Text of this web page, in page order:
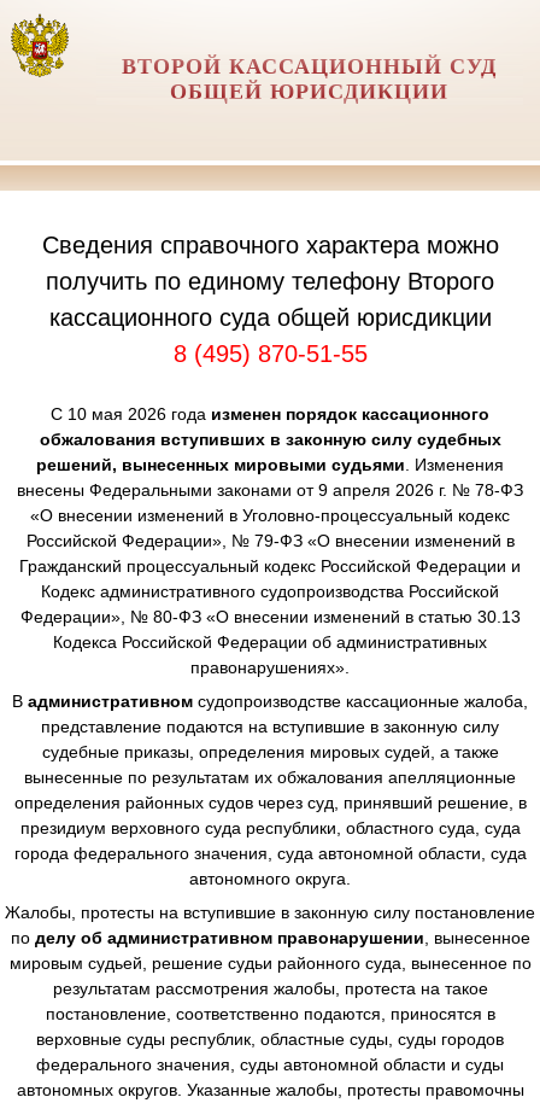
ВТОРОЙ КАССАЦИОННЫЙ СУД
ОБЩЕЙ ЮРИСДИКЦИИ
Сведения справочного характера можно
получить по единому телефону Второго
кассационного суда общей юрисдикции
8 (495) 870-51-55
С 10 мая 2026 года изменен порядок кассационного
обжалования вступивших в законную силу судебных
решений, вынесенных мировыми судьями . Изменения
внесены Федеральными законами от 9 апреля 2026 г. № 78-ФЗ
«О внесении изменений в Уголовно-процессуальный кодекс
Российской Федерации», № 79-ФЗ «О внесении изменений в
Гражданский процессуальный кодекс Российской Федерации и
Кодекс административного судопроизводства Российской
Федерации», № 80-ФЗ «О внесении изменений в статью 30.13
Кодекса Российской Федерации об административных
правонарушениях».
В административном судопроизводстве кассационные жалоба,
представление подаются на вступившие в законную силу
судебные приказы, определения мировых судей, а также
вынесенные по результатам их обжалования апелляционные
определения районных судов через суд, принявший решение, в
президиум верховного суда республики, областного суда, суда
города федерального значения, суда автономной области, суда
автономного округа.
Жалобы, протесты на вступившие в законную силу постановление
по делу об административном правонарушении , вынесенное
мировым судьей, решение судьи районного суда, вынесенное по
результатам рассмотрения жалобы, протеста на такое
постановление, соответственно подаются, приносятся в
верховные суды республик, областные суды, суды городов
федерального значения, суды автономной области и суды
автономных округов. Указанные жалобы, протесты правомочны